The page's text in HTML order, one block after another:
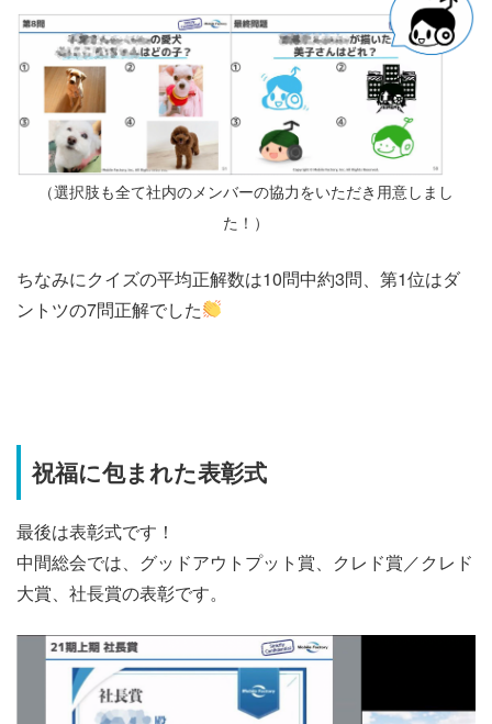
（選択肢も全て社内のメンバーの協力をいただき用意しまし
た！）
ちなみにクイズの平均正解数は10問中約3問、第1位はダ
ントツの7問正解でした
祝福に包まれた表彰式
最後は表彰式です！
中間総会では、グッドアウトプット賞、クレド賞／クレド
大賞、社長賞の表彰です。